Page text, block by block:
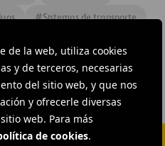
de la web, utiliza cookies
y de terceros, necesarias
del sitio web, y que nos
y ofrecerle diversas
web. Para más
de cookies.
#Sistemas de transporte